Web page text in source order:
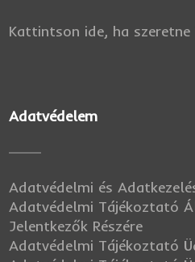
Kattintson ide, ha
Adatvédelem
Adatvédelmi és
Adatvédelmi Tájékoztató
Jelentkezők Részére
Adatvédelmi Tájékoztató